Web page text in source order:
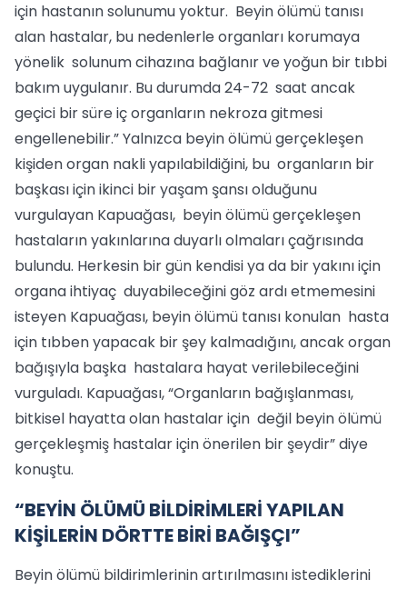
için hastanın solunumu yoktur. Beyin ölümü tanısı
alan hastalar, bu nedenlerle organları korumaya
yönelik solunum cihazına bağlanır ve yoğun bir tıbbi
bakım uygulanır. Bu durumda 24-72 saat ancak
geçici bir süre iç organların nekroza gitmesi
engellenebilir.” Yalnızca beyin ölümü gerçekleşen
kişiden organ nakli yapılabildiğini, bu organların bir
başkası için ikinci bir yaşam şansı olduğunu
vurgulayan Kapuağası, beyin ölümü gerçekleşen
hastaların yakınlarına duyarlı olmaları çağrısında
bulundu. Herkesin bir gün kendisi ya da bir yakını için
organa ihtiyaç duyabileceğini göz ardı etmemesini
isteyen Kapuağası, beyin ölümü tanısı konulan hasta
için tıbben yapacak bir şey kalmadığını, ancak organ
bağışıyla başka hastalara hayat verilebileceğini
vurguladı. Kapuağası, “Organların bağışlanması,
bitkisel hayatta olan hastalar için değil beyin ölümü
gerçekleşmiş hastalar için önerilen bir şeydir” diye
konuştu.
“BEYİN ÖLÜMÜ BİLDİRİMLERİ YAPILAN
KİŞİLERİN DÖRTTE BİRİ BAĞIŞÇI”
Beyin ölümü bildirimlerinin artırılmasını istediklerini